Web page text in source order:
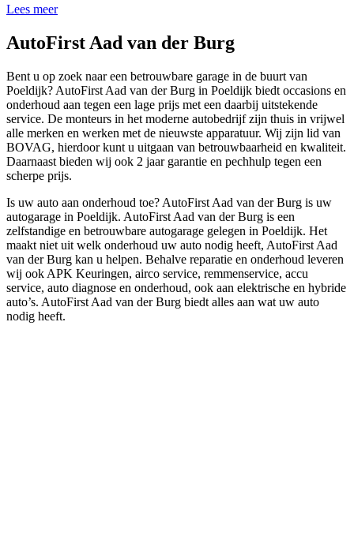
Lees meer
AutoFirst Aad van der Burg
Bent u op zoek naar een betrouwbare garage in de buurt van
Poeldijk? AutoFirst Aad van der Burg in Poeldijk biedt occasions en
onderhoud aan tegen een lage prijs met een daarbij uitstekende
service. De monteurs in het moderne autobedrijf zijn thuis in vrijwel
alle merken en werken met de nieuwste apparatuur. Wij zijn lid van
BOVAG, hierdoor kunt u uitgaan van betrouwbaarheid en kwaliteit.
Daarnaast bieden wij ook 2 jaar garantie en pechhulp tegen een
scherpe prijs.
Is uw auto aan onderhoud toe? AutoFirst Aad van der Burg is uw
autogarage in Poeldijk. AutoFirst Aad van der Burg is een
zelfstandige en betrouwbare autogarage gelegen in Poeldijk. Het
maakt niet uit welk onderhoud uw auto nodig heeft, AutoFirst Aad
van der Burg kan u helpen. Behalve reparatie en onderhoud leveren
wij ook APK Keuringen, airco service, remmenservice, accu
service, auto diagnose en onderhoud, ook aan elektrische en hybride
auto’s. AutoFirst Aad van der Burg biedt alles aan wat uw auto
nodig heeft.